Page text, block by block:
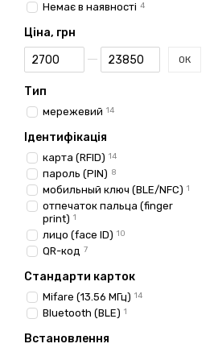
Немає в наявності 4
Ціна, грн
Від Ціна, грн
До Ціна, грн ОК
Тип
мережевий 14
Ідентифікація
карта (RFID) 14
пароль (PIN) 8
мобильный ключ (BLE/NFC) 1
отпечаток пальца (finger
print) 1
лицо (face ID) 10
QR-код 7
Стандарти карток
Mifare (13.56 МГц) 14
Bluetooth (BLE) 1
Встановлення